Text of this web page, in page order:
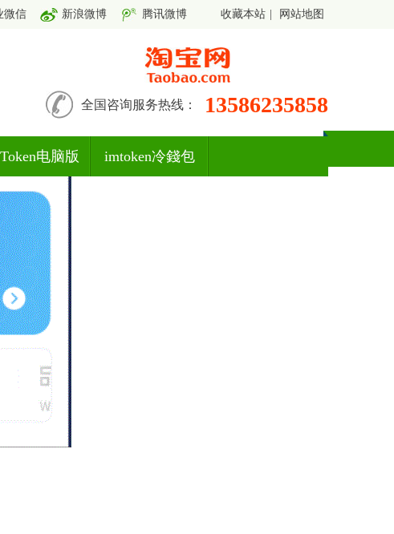
收藏本站 网站地图
腾讯微博
新浪微博
微信
全国咨询服务热线： 13586235858
电脑版 imtoken冷錢包